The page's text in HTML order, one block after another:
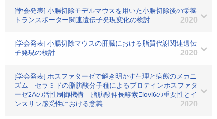
[学会発表] 小腸切除モデルマウスを用いた小腸切除後の栄養
トランスポーター関連遺伝子発現変化の検討
2020
[学会発表] 小腸切除マウスの肝臓における脂質代謝関連遺伝
子発現の検討
2020
[学会発表] ホスファターゼで解き明かす生理と病態のメカニ
ズム セラミドの脂肪酸分子種によるプロテインホスファタ
ーゼ2Aの活性制御機構 脂肪酸伸長酵素Elovl6の重要性とイ
ンスリン感受性における意義
2020